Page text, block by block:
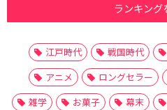
ランキング
江戸時代 戦国時代
アニメ
ロングセラー
雑学
お菓子 幕末